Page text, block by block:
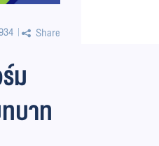
Share
ม
บาท